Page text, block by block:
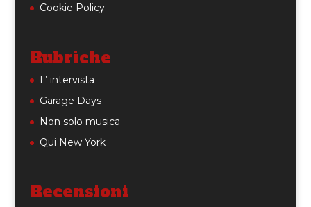
Cookie Policy
Rubriche
L’ intervista
Garage Days
Non solo musica
Qui New York
Recensioni